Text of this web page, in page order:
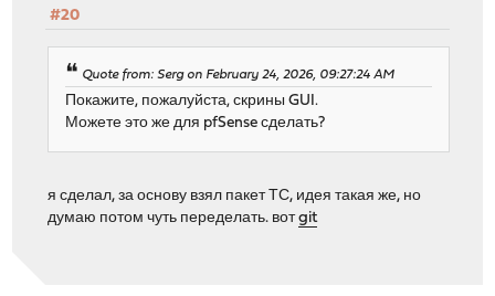
#20
Quote from: Serg on February 24, 2026, 09:27:24 AM
Покажите, пожалуйста, скрины GUI.
Можете это же для pfSense сделать?
я сделал, за основу взял пакет ТС, идея такая же, но
думаю потом чуть переделать. вотgit